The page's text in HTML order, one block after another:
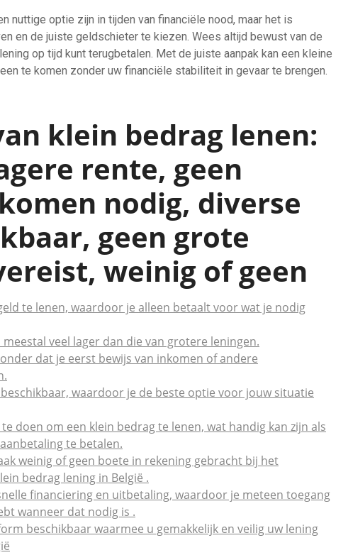
nuttige optie zijn in tijden van financiële nood, maar het is
en de juiste geldschieter te kiezen. Wees altijd bewust van de
op tijd kunt terugbetalen. Met de juiste aanpak kan een kleine
te komen zonder uw financiële stabiliteit in gevaar te brengen.
klein bedrag lenen:
rente, geen
nodig, diverse
geen grote
weinig of geen
te lenen, waardoor je alleen betaalt voor wat je nodig
veel lager dan die van grotere leningen.
dat je eerst bewijs van inkomen of andere
waardoor je de beste optie voor jouw situatie
doen om een klein bedrag te lenen, wat handig kan zijn als
te betalen.
weinig of geen boete in rekening gebracht bij het
bedrag lening in België .
financiering en uitbetaling, waardoor je meteen toegang
wanneer dat nodig is .
beschikbaar waarmee u gemakkelijk en veilig uw lening